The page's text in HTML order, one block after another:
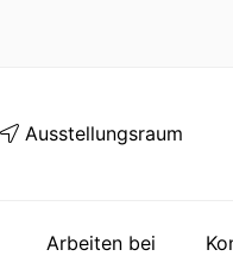
Ausstellungsraum
Arbeiten bei